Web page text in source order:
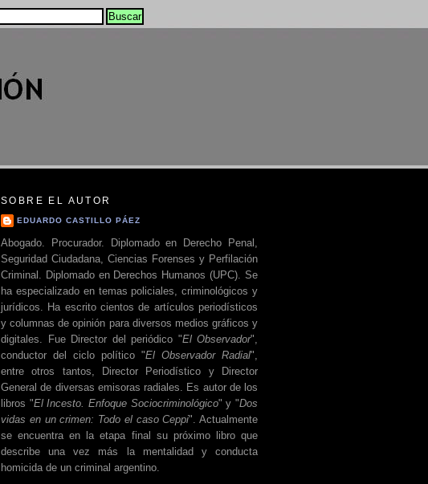
SOBRE EL AUTOR
EDUARDO CASTILLO PÁEZ
Abogado. Procurador. Diplomado en Derecho Penal,
Seguridad Ciudadana, Ciencias Forenses y Perfilación
Criminal. Diplomado en Derechos Humanos (UPC). Se
ha especializado en temas policiales, criminológicos y
jurídicos. Ha escrito cientos de artículos periodísticos
y columnas de opinión para diversos medios gráficos y
digitales. Fue Director del periódico "El Observador",
conductor del ciclo político "El Observador Radial",
entre otros tantos, Director Periodístico y Director
General de diversas emisoras radiales. Es autor de los
libros "El Incesto. Enfoque Sociocriminológico" y "Dos
vidas en un crimen: Todo el caso Ceppi". Actualmente
se encuentra en la etapa final su próximo libro que
describe una vez más la mentalidad y conducta
homicida de un criminal argentino.